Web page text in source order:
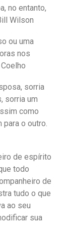
no entanto,
Wilson
ou uma
nos
sorria
sorria um
como
para o outro.
de espírito
todo
de
tudo o que
ao seu
sua